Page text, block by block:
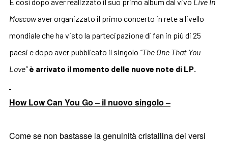
Moscowaver organizzato il primo concerto in rete a livello
mondiale che ha visto la partecipazione di fan in più di 25
paesi e dopo aver pubblicato il singolo “The One That You
Love”è arrivato il momento delle nuove note di LP.
How Low Can You Go – il nuovo singolo –
Come se non bastasse la genuinità cristallina dei versi